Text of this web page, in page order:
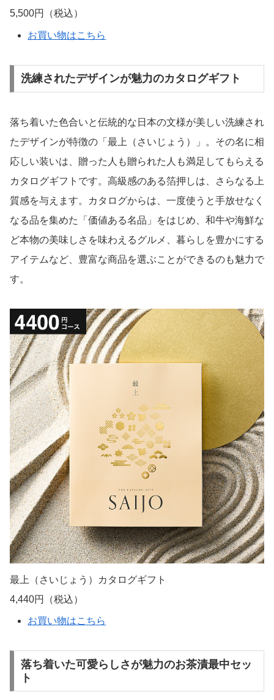
5,500円（税込）
お買い物はこちら
洗練されたデザインが魅力のカタログギフト
落ち着いた色合いと伝統的な日本の文様が美しい洗練され
たデザインが特徴の「最上（さいじょう）」。その名に相
応しい装いは、贈った人も贈られた人も満足してもらえる
カタログギフトです。高級感のある箔押しは、さらなる上
質感を与えます。カタログからは、一度使うと手放せなく
なる品を集めた「価値ある名品」をはじめ、和牛や海鮮な
ど本物の美味しさを味わえるグルメ、暮らしを豊かにする
アイテムなど、豊富な商品を選ぶことができるのも魅力で
す。
最上（さいじょう）カタログギフト
4,440円（税込）
お買い物はこちら
落ち着いた可愛らしさが魅力のお茶漬最中セッ
ト